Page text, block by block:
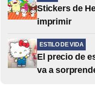
Stickers de
imprimir
ESTILO DE VIDA
El precio de
va a